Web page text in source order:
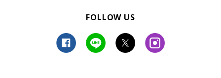
FOLLOW US